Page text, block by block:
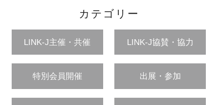
カテゴリー
LINK-J主催・共催 LINK-J協賛・協力
特別会員開催 出展・参加